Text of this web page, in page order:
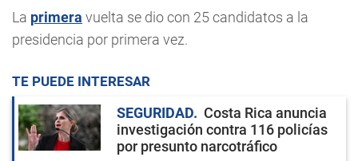
La primera vuelta se dio con 25 candidatos a la
presidencia por primera vez.
TE PUEDE INTERESAR
SEGURIDAD
Costa Rica anuncia
investigación contra 116 policías
por presunto narcotráfico